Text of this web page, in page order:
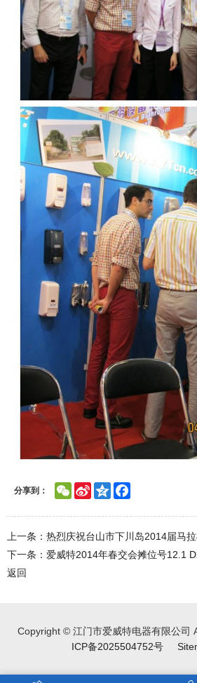
分享到： WeChatSina
Weibo
Qzone
上一条：热烈庆祝台山市下川岛2014届马
下一条：爱威特2014年春交会摊位号12.1
返回
Copyright © 江门市爱威特电器有限公
ICP备2025504752号